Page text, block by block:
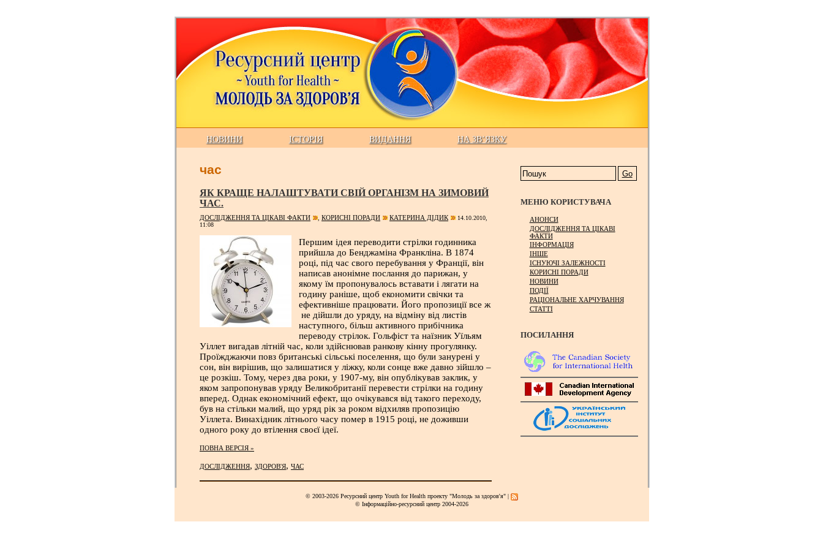
НОВИНИ ІСТОРІЯ ВИДАННЯ НА ЗВ’ЯЗКУ
час
ЯК КРАЩЕ НАЛАШТУВАТИ СВІЙ ОРГАНІЗМ НА ЗИМОВИЙ
ЧАС.
ДОСЛІДЖЕННЯ ТА ЦІКАВІ ФАКТИ КОРИСНІ ПОРАДИ КАТЕРИНА ДІДИК
14.10.2010,
11:08
Першим ідея переводити стрілки годинника
прийшла до Бенджаміна Франкліна. В 1874
році, під час свого перебування у Франції, він
написав анонімне послання до парижан, у
якому їм пропонувалось вставати і лягати на
годину раніше, щоб економити свічки та
ефективніше працювати. Його пропозиції все ж
не дійшли до уряду, на відміну від листів
наступного, більш активного прибічника
переводу стрілок. Гольфіст та наїзник Уїльям
Уіллет вигадав літній час, коли здійснював ранкову кінну прогулянку.
Проїжджаючи повз британські сільські поселення, що були занурені у
сон, він вирішив, що залишатися у ліжку, коли сонце вже давно зійшло –
це розкіш. Тому, через два роки, у 1907-му, він опублікував заклик, у
яком запропонував уряду Великобританії перевести стрілки на годину
вперед. Однак економічний ефект, що очікувався від такого переходу,
був на стільки малий, що уряд рік за роком відхиляв пропозицію
Уіллета. Винахідник літнього часу помер в 1915 році, не доживши
одного року до втілення своєї ідеї.
ПОВНА ВЕРСІЯ »
ДОСЛІДЖЕННЯ, ЗДОРОВ'Я, ЧАС
МЕНЮ КОРИСТУВАЧА
АНОНСИ
ДОСЛІДЖЕННЯ ТА ЦІКАВІ
ФАКТИ
ІНФОРМАЦІЯ
ІНШЕ
ІСНУЮЧІ ЗАЛЕЖНОСТІ
КОРИСНІ ПОРАДИ
НОВИНИ
ПОДІЇ
РАЦІОНАЛЬНЕ ХАРЧУВАННЯ
СТАТТІ
ПОСИЛАННЯ
© 2003-2026 Ресурсний центр Youth for Health проекту "Молодь за здоров'я" |
© Інформаційно-ресурсний центр 2004-2026